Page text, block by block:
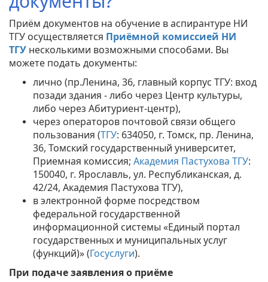
Приём документов на обучение в аспирантуре НИ
ТГУ осуществляется Приёмной комиссией НИ
ТГУ несколькими возможными способами. Вы
можете подать документы:
лично (пр.Ленина, 36, главный корпус ТГУ: вход
позади здания - либо через Центр культуры,
либо через Абитуриент-центр)​​​​​​,
через операторов почтовой связи общего
пользования (ТГУ: 634050, г. Томск, пр. Ленина,
36, Томский государственный университет,
Приемная комиссия; Академия Пастухова ТГУ:
150040, г. Ярославль, ул. Республиканская, д.
42/24, Академия Пастухова ТГУ),
в электронной форме посредством
федеральной государственной
информационной системы «Единый портал
государственных и муниципальных услуг
(функций)» (Госуслуги).
При подаче заявления о приёме